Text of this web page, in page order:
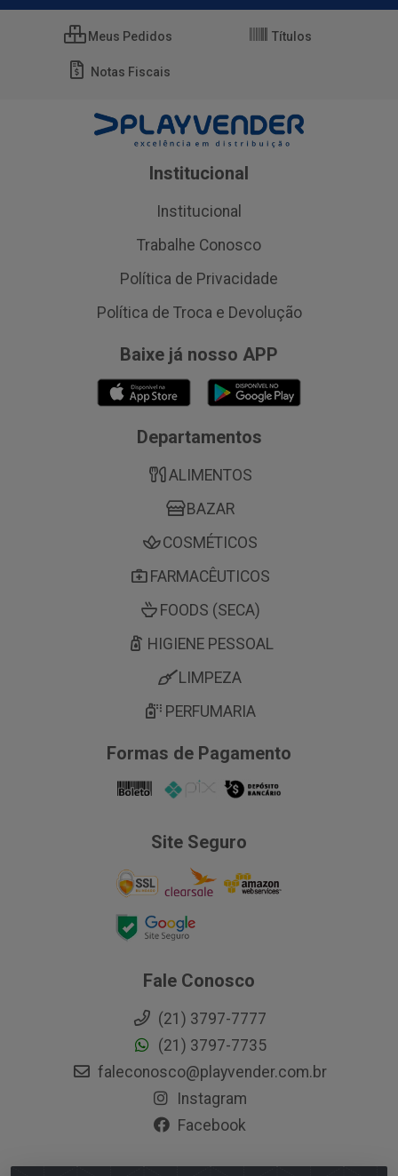
Meus Pedidos Títulos
Notas Fiscais
Institucional
Institucional
Trabalhe Conosco
Política de Privacidade
Política de Troca e Devolução
Baixe já nosso APP
Departamentos
ALIMENTOS
BAZAR
COSMÉTICOS
FARMACÊUTICOS
FOODS (SECA)
HIGIENE PESSOAL
LIMPEZA
PERFUMARIA
Formas de Pagamento
Site Seguro
Fale Conosco
(21) 3797-7777
(21) 3797-7735
faleconosco@playvender.com.br
Instagram
Facebook